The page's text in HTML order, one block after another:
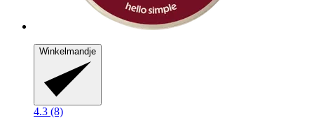
Winkelmandje
4.3 (8)